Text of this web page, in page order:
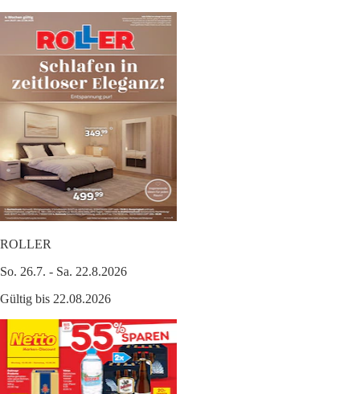
ROLLER
So. 26.7. - Sa. 22.8.2026
Gültig bis 22.08.2026